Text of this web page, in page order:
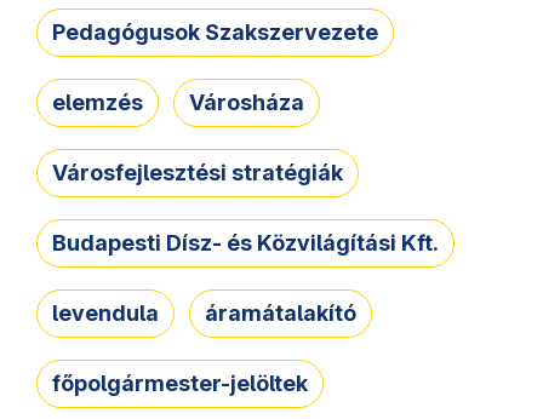
Pedagógusok Szakszervezete
elemzés Városháza
Városfejlesztési stratégiák
Budapesti Dísz- és Közvilágítási Kft.
levendula áramátalakító
főpolgármester-jelöltek